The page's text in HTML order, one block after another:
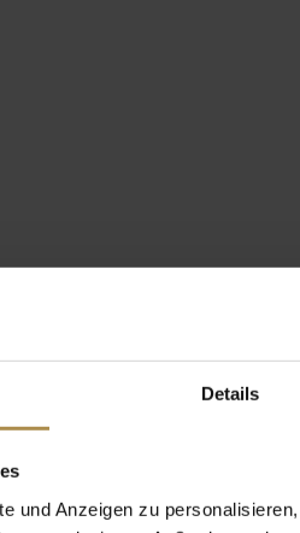
Details
und Anzeigen zu